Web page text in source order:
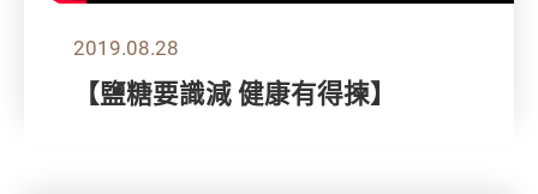
2019.08.28
【鹽糖要識減 健康有得揀】